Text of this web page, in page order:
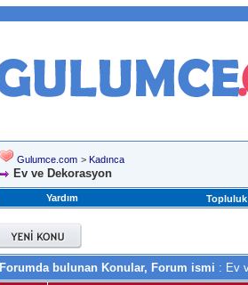
Gulumce.com > Kadınca
Ev ve Dekorasyon
Yardım Topluluk
Forumda bulunan Konular, Forum ismi : Ev